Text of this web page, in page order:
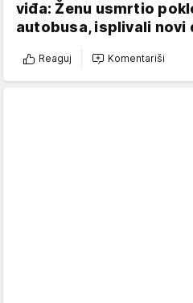
viđa: Ženu usmrtio
autobusa, isplivali novi
Reaguj Komentariši